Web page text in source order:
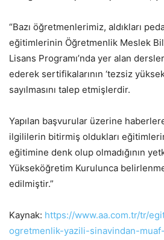
“Bazı öğretmenlerimiz, aldıkları
eğitimlerinin Öğretmenlik Meslek
Lisans Programı’nda yer alan
ederek sertifikalarının ‘tezsiz
sayılmasını talep etmişlerdir.
Yapılan başvurular üzerine
ilgililerin bitirmiş oldukları
eğitimine denk olup olmadığının
Yükseköğretim Kurulunca
edilmiştir.”
Kaynak: https://www.aa.com.tr/tr/
ogretmenlik-yazili-sinavindan-